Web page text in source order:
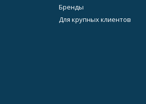
Бренды
Для крупных клиентов